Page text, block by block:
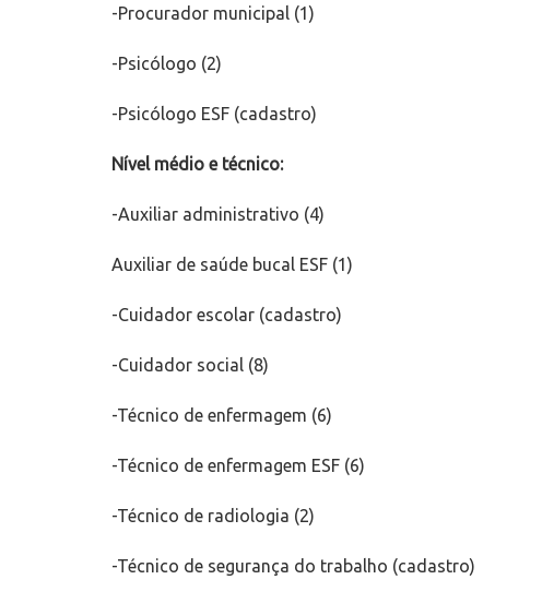
-Procurador municipal (1)
-Psicólogo (2)
-Psicólogo ESF (cadastro)
Nível médio e técnico:
-Auxiliar administrativo (4)
Auxiliar de saúde bucal ESF (1)
-Cuidador escolar (cadastro)
-Cuidador social (8)
-Técnico de enfermagem (6)
-Técnico de enfermagem ESF (6)
-Técnico de radiologia (2)
-Técnico de segurança do trabalho (cadastro)